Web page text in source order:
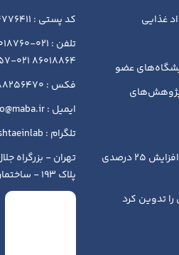
غذایی
عضو
پژوهش‌های
یارانه خدمات اعتباری آزمایشگاهی ویژه بهار و تابستان ۱۴۰۵ با افزایش ۲۵ درصدی
تدوین کرد
کد پستی : 1464776411
86018864 021-86018857 021-86018839
فکس : 88256470-021
ایمیل : info@maba.ir
تلگرام : https://t.me/beheshtaeinlab
تهران - بزرگراه
پلاک ۱۹۳ - ساختمان بهشت آئین